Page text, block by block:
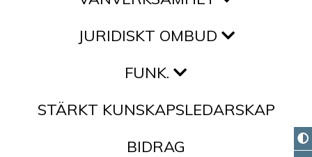
JURIDISKT OMBUD
FUNK.
STÄRKT KUNSKAPSLEDARSKAP
BIDRAG